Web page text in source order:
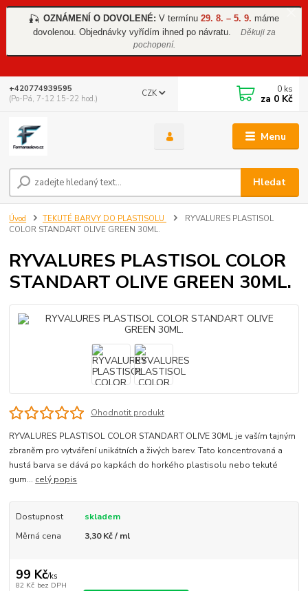
🎣 OZNÁMENÍ O DOVOLENÉ: V termínu 29. 8. – 5. 9. máme
dovolenou. Objednávky vyřídím ihned po návratu.
Děkuji za
pochopení.
Menu
CZK
Hledat
+420774939595
(Po-Pá, 7-12 15-22 hod.)
0 ks
za 0 Kč
Úvod TEKUTÉ BARVY DO PLASTISOLU
RYVALURES PLASTISOL
COLOR STANDART OLIVE GREEN 30ML.
RYVALURES PLASTISOL COLOR
STANDART OLIVE GREEN 30ML.
Ohodnotit produkt
RYVALURES PLASTISOL COLOR STANDART OLIVE 30ML je vaším tajným
zbraněm pro vytváření unikátních a živých barev. Tato koncentrovaná a
hustá barva se dává po kapkách do horkého plastisolu nebo tekuté
gum... celý popis
Dostupnost
skladem
Měrná cena
3,30 Kč / ml
99 Kč/ks
82 Kč bez DPH